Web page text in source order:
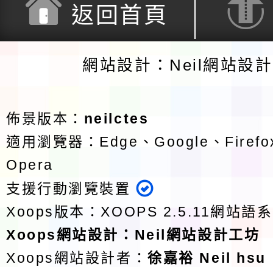
返回首頁
網站設計：Neil網站設
佈景版本： neilctes
適用瀏覽器：Edge、Google、
Opera
支援行動瀏覽裝置
Xoops版本： XOOPS 2.5.11網站語
Xoops網站設計 ： Neil網站設計工坊
Xoops網站設計者：徐嘉裕 Neil hsu